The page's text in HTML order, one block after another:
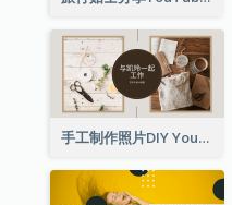
手工制作照片DIY YouTube频道图片